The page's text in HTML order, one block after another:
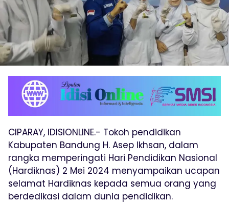
CIPARAY, IDISIONLINE.- Tokoh pendidikan
Kabupaten Bandung H. Asep Ikhsan, dalam
rangka memperingati Hari Pendidikan Nasional
(Hardiknas) 2 Mei 2024 menyampaikan ucapan
selamat Hardiknas kepada semua orang yang
berdedikasi dalam dunia pendidikan.